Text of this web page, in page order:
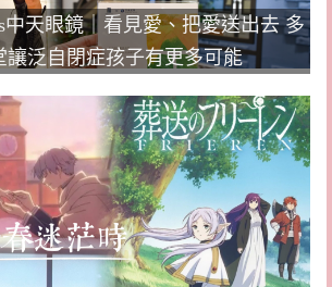
中天眼鏡｜看見愛、把愛送出去 多
讓泛自閉症孩子有更多可能